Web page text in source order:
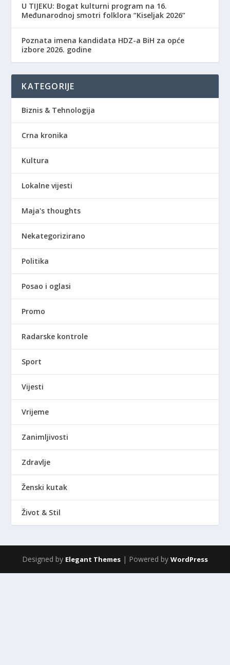
​U TIJEKU: Bogat kulturni program na 16.
Međunarodnoj smotri folklora “Kiseljak 2026”
Poznata imena kandidata HDZ-a BiH za opće
izbore 2026. godine
KATEGORIJE
Biznis & Tehnologija
Crna kronika
Kultura
Lokalne vijesti
Maja's thoughts
Nekategorizirano
Politika
Posao i oglasi
Promo
Radarske kontrole
Sport
Vijesti
Vrijeme
Zanimljivosti
Zdravlje
Ženski kutak
Život & Stil
Designed by Elegant Themes | Powered by WordPress